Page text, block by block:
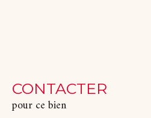
CONTACTER
pour ce bien